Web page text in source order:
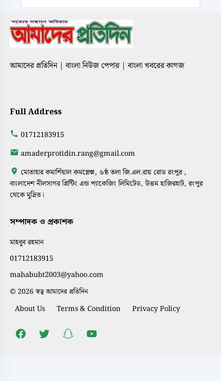
আমাদের প্রতিদিন | বাংলা নিউজ পেপার | বাংলা খবরের কাগজ
Full Address
01712183915
amaderprotidin.rang@gmail.com
মোতাহার কমার্শিয়াল কমপ্লেক্স, ৬ষ্ঠ তলা জি.এল.রায় রোড রংপুর ,
বাংলাদেশ নীলসাগর প্রিন্টিং এন্ড প্যাকেজিং লিমিটেড, উত্তম হাজিরহাট, রংপুর
থেকে মুদ্রিত।
সম্পাদক ও প্রকাশক
মাহবুব রহমান
01712183915
mahabubt2003@yahoo.com
© 2026 স্বত্ব আমাদের প্রতিদিন
About Us Terms & Condition Privacy Policy